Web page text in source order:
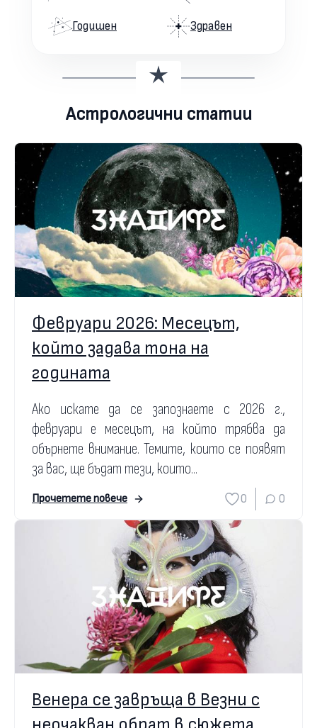
Годишен Здравен
Астрологични статии
Февруари 2026: Месецът,
който задава тона на
годината
Ако искате да се запознаете с 2026 г.,
февруари е месецът, на който трябва да
обърнете внимание. Темите, които се появят
за вас, ще бъдат тези, които...
Прочетете повече 0 0
Венера се завръща в Везни с